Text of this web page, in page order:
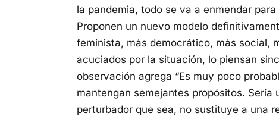
la pandemia, todo se va a enmendar
Proponen un nuevo modelo
feminista, más democrático, más social,
acuciados por la situación, lo piensan
observación agrega “Es muy poco
mantengan semejantes propósitos.
perturbador que sea, no sustituye a una